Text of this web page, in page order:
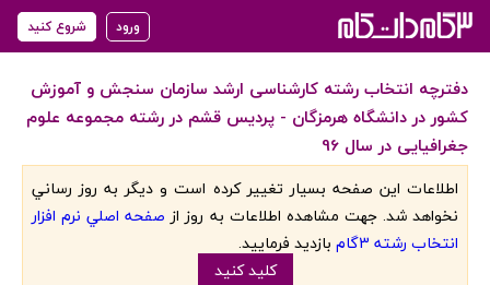
ورود شروع کنید
دفترچه انتخاب رشته کارشناسی ارشد سازمان سنجش و آموزش
کشور در دانشگاه هرمزگان - پردیس قشم در رشته مجموعه علوم
جغرافیایی در سال 96
اطلاعات اين صفحه بسيار تغيير کرده است و ديگر به روز رساني
نخواهد شد. جهت مشاهده اطلاعات به روز از صفحه اصلي نرم افزار
انتخاب رشته 3گام
بازديد فرماييد.
کليد کنيد